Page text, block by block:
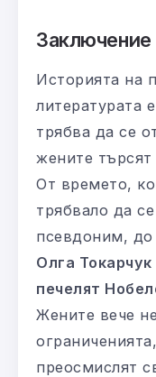
Заключение
Историята на
литературата
трябва да се
жените търсят
От времето,
трябвало да
псевдоним, до
Олга Токарчук
печелят
Жените вече
преосмислят